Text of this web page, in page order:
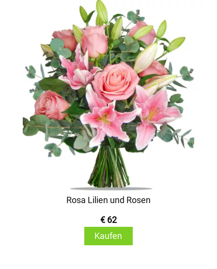
Rosa Lilien und Rosen
€ 62
Kaufen